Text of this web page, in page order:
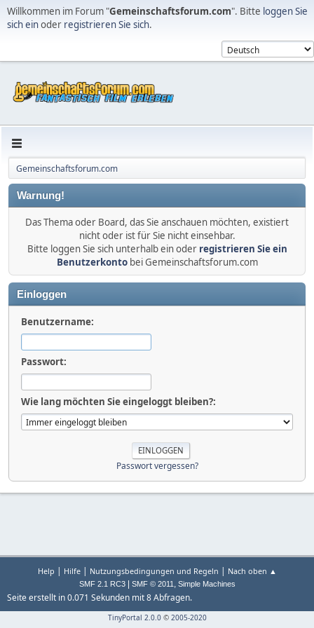
Willkommen im Forum "Gemeinschaftsforum.com". Bitte loggen Sie
sich einoder registrieren Sie sich.
Gemeinschaftsforum.com
Warnung!
Das Thema oder Board, das Sie anschauen möchten, existiert
nicht oder ist für Sie nicht einsehbar.
Bitte loggen Sie sich unterhalb ein oder registrieren Sie ein
Benutzerkontobei Gemeinschaftsforum.com
Einloggen
Benutzername:
Passwort:
Wie lang möchten Sie eingeloggt bleiben?:
Passwort vergessen?
Help | Hilfe| Nutzungsbedingungen und Regeln | Nach oben ▲
SMF 2.1 RC3| SMF © 2011, Simple Machines
Seite erstellt in 0.071 Sekunden mit 8 Abfragen.
TinyPortal 2.0.0© 2005-2020